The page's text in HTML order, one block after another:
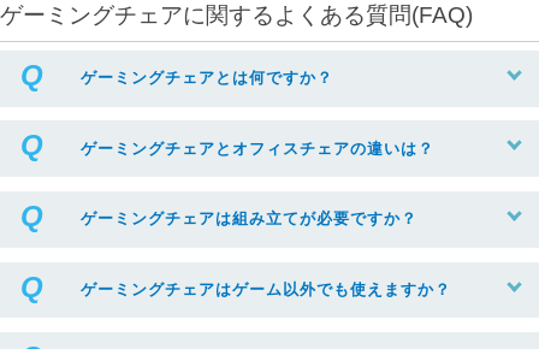
ゲーミングチェアに関するよくある質問(FAQ)
ゲーミングチェアとは何ですか？
ゲーミングチェアとオフィスチェアの違いは？
ゲーミングチェアは組み立てが必要ですか？
ゲーミングチェアはゲーム以外でも使えますか？